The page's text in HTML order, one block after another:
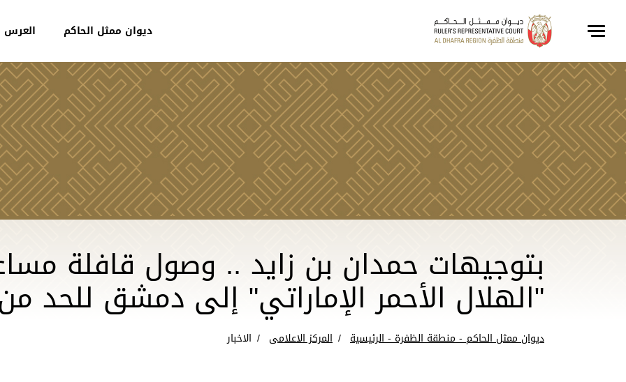
ديوان ممثل الحاكم العرس
بتوجيهات حمدان بن زايد .. وصول قافلة
"الهلال الأحمر الإماراتي" إلى دمشق للحد
ديوان ممثل الحاكم - منطقة الظفرة - الرئيسية المركز الاعلامى الاخبار